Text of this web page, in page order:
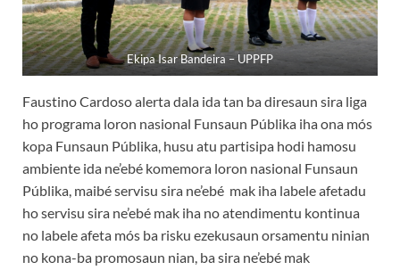
Ekipa Isar Bandeira – UPPFP
Faustino Cardoso alerta dala ida tan ba diresaun sira liga
ho programa loron nasional Funsaun Públika iha ona mós
kopa Funsaun Públika, husu atu partisipa hodi hamosu
ambiente ida ne’ebé komemora loron nasional Funsaun
Públika, maibé servisu sira ne’ebé mak iha labele afetadu
ho servisu sira ne’ebé mak iha no atendimentu kontinua
no labele afeta mós ba risku ezekusaun orsamentu ninian
no kona-ba promosaun nian, ba sira ne’ebé mak